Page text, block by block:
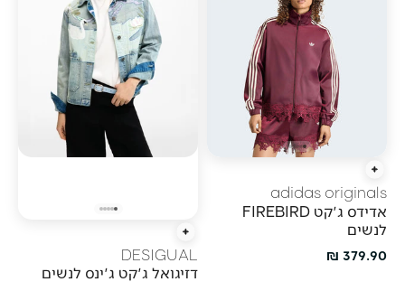
הוספה מהירה
adidas originals
אדידס ג'קט FIREBIRD
לנשים
מחיר מבצע
379.90 ₪
הוספה מהירה
DESIGUAL
דזיגואל ג'קט ג'ינס לנשים